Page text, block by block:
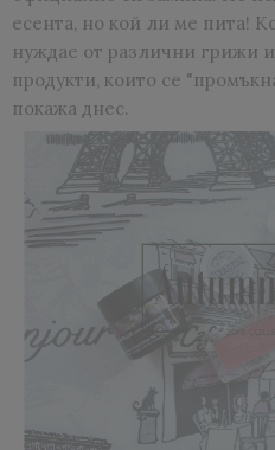
есента, но кой ли ме пита!
нуждае от различни грижи
продукти, които се
покажа днес.